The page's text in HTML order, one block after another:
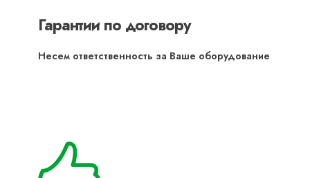
Гарантии по договору
Несем ответственность за Ваше оборудование